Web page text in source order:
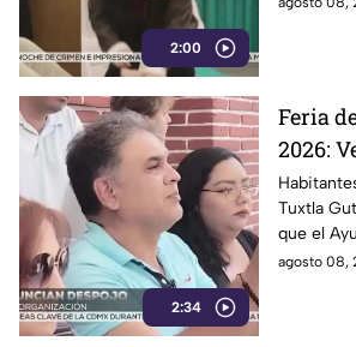
2:00
2:34
Feria
2026:
Tuxtla
Tuxtla
que el
comité
agosto 08,